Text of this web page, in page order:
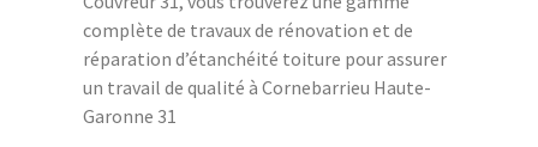
complète de travaux de rénovation et de
réparation d’étanchéité toiture pour assurer
un travail de qualité à Cornebarrieu Haute-
Garonne 31